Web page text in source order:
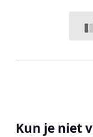
Kun je niet